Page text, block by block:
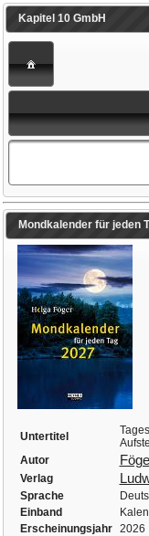
Kapitel 10 GmbH
Mondkalender für jeden
Untertitel
Autor
Verlag
Sprache
Einband
Erscheinungsjahr
2026